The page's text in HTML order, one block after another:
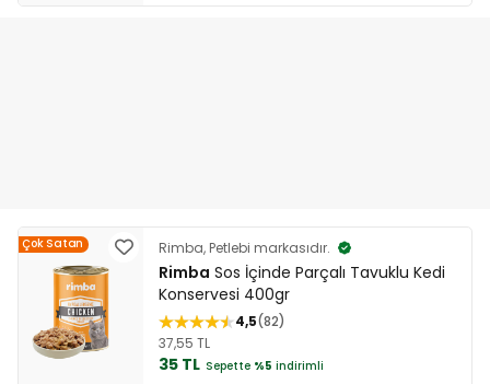
Çok Satan Rimba, Petlebi markasıdır.
Rimba Sos İçinde Parçalı Tavuklu Kedi
Konservesi 400gr
4,5 82
37,55 TL
35 TL Sepette %5 indirimli